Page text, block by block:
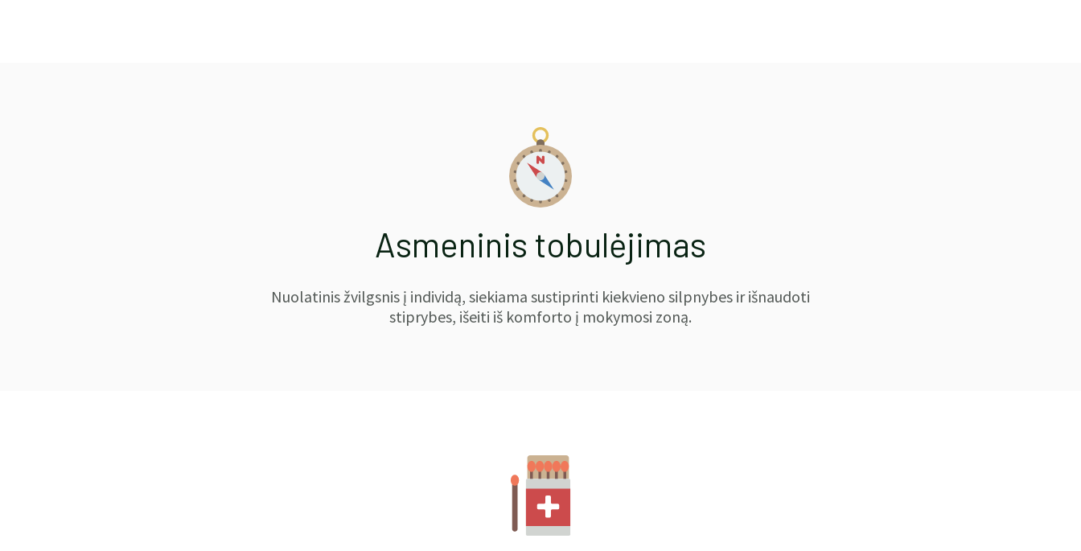
Asmeninis tobulėjimas
Nuolatinis žvilgsnis į individą, siekiama sustiprinti kiekvieno silpnybes ir išnaudoti
stiprybes, išeiti iš komforto į mokymosi zoną.